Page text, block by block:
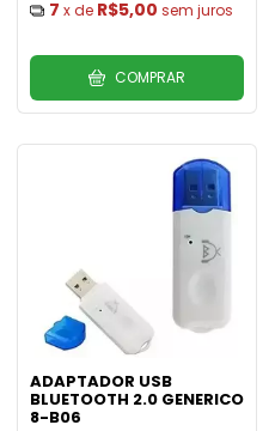
7 x de R$5,00 sem juros
COMPRAR
ADAPTADOR USB
BLUETOOTH 2.0 GENERICO
8-B06